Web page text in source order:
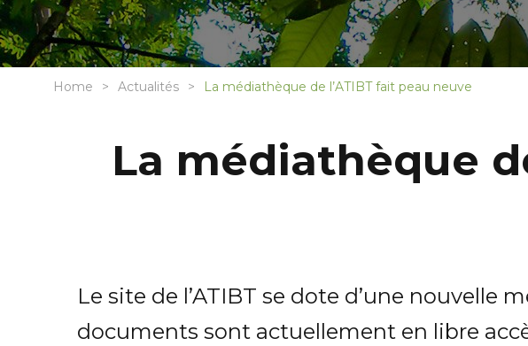
Home Actualités La médiathèque de l’ATIBT fait peau neuve
La médiathèque
Le site de l’ATIBT se dote d’une nouvelle
documents sont actuellement en libre